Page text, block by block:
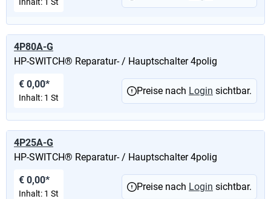
4P80A-G
HP-SWITCH® Reparatur- / Hauptschalter 4polig
€ 0,00*
Inhalt: 1 St
Preise nach Login sichtbar.
4P25A-G
HP-SWITCH® Reparatur- / Hauptschalter 4polig
€ 0,00*
Inhalt: 1 St
Preise nach Login sichtbar.